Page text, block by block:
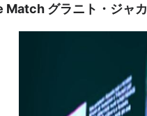
グラニト・ジャカ サッカーと政治 Moj Je Život